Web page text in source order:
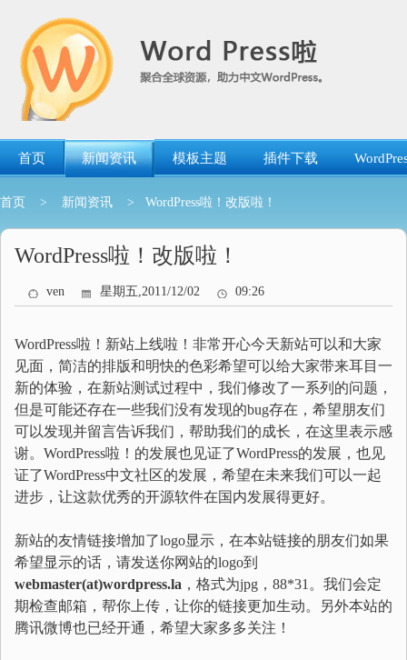
首页 新闻资讯 模板主题 插件下载
首页 > 新闻资讯 > WordPress啦！改版啦！
WordPress啦！改版啦！
ven 星期五,2011/12/02 09:26
WordPress啦！新站上线啦！非常开心今天新站可以和大家
见面，简洁的排版和明快的色彩希望可以给大家带来耳目一
新的体验，在新站测试过程中，我们修改了一系列的问题，
但是可能还存在一些我们没有发现的bug存在，希望朋友们
可以发现并留言告诉我们，帮助我们的成长，在这里表示感
谢。WordPress啦！的发展也见证了WordPress的发展，也见
证了WordPress中文社区的发展，希望在未来我们可以一起
进步，让这款优秀的开源软件在国内发展得更好。
新站的友情链接增加了logo显示，在本站链接的朋友们如果
希望显示的话，请发送你网站的logo到
webmaster(at)wordpress.la ，格式为jpg，88*31。我们会定
期检查邮箱，帮你上传，让你的链接更加生动。另外本站的
腾讯微博也已经开通，希望大家多多关注！